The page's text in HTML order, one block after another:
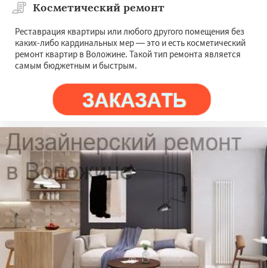
Косметический ремонт
Реставрация квартиры или любого другого помещения без
каких-либо кардинальных мер — это и есть косметический
ремонт квартир в Воложине. Такой тип ремонта является
самым бюджетным и быстрым.